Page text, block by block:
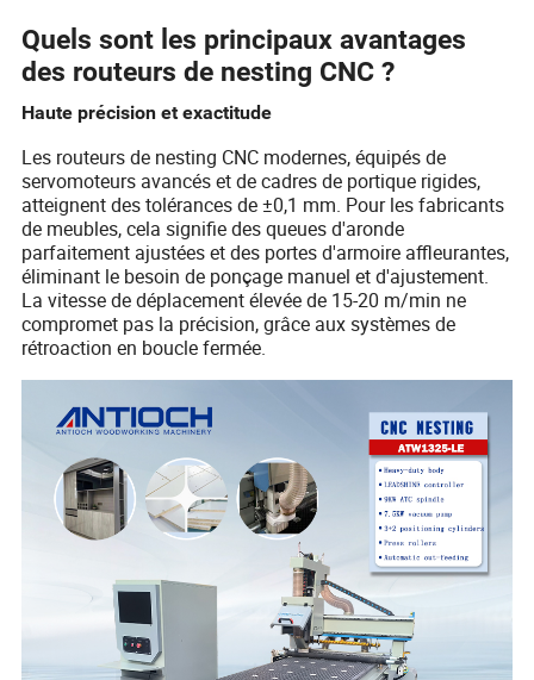
Quels sont les principaux avantages
des routeurs de nesting CNC ?
Haute précision et exactitude
Les routeurs de nesting CNC modernes, équipés de
servomoteurs avancés et de cadres de portique rigides,
atteignent des tolérances de ±0,1 mm. Pour les fabricants
de meubles, cela signifie des queues d'aronde
parfaitement ajustées et des portes d'armoire affleurantes,
éliminant le besoin de ponçage manuel et d'ajustement.
La vitesse de déplacement élevée de 15-20 m/min ne
compromet pas la précision, grâce aux systèmes de
rétroaction en boucle fermée.